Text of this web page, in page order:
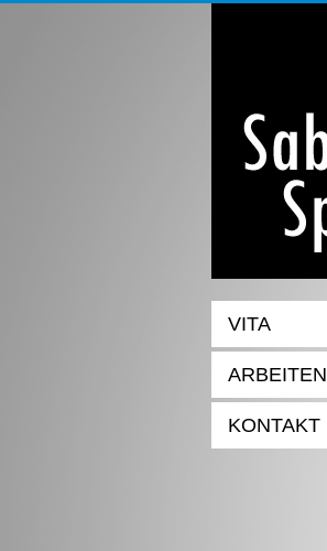
VITA
ARBEITEN
KONTAKT